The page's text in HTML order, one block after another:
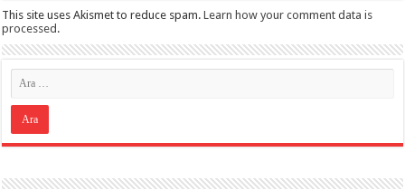
This site uses Akismet to reduce spam.Learn how your comment data is
processed .